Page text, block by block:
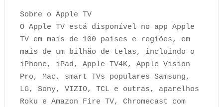
Sobre o Apple TV
O Apple TV está disponível no app Apple
TV em mais de 100 países e regiões, em
mais de um bilhão de telas, incluindo o
iPhone, iPad, Apple TV4K, Apple Vision
Pro, Mac, smart TVs populares Samsung,
LG, Sony, VIZIO, TCL e outras, aparelhos
Roku e Amazon Fire TV, Chromecast com